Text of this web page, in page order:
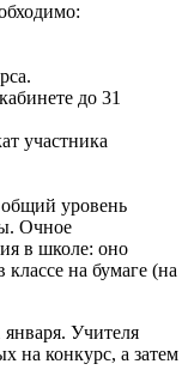
до 31
участника
уровень
Очное
в школе: оно
на бумаге (на
Учителя
на конкурс, а затем